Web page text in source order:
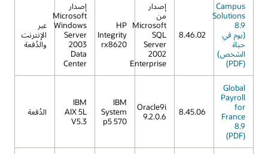
Campus
Solutions
8.9
(يوم في
حياة
الشخص)
(PDF)
8.46.02
إصدار
من
Microsoft
SQL
Server
2002
Enterprise
HP
Integrity
rx8620
إصدار
Microsoft
Windows
Server
2003
Data
Center
عبر
الإنترنت
والدُفعة
Global
Payroll
for
France
8.9
(PDF)
8.45.06
Oracle9i
9.2.0.6
IBM
System
p5 570
IBM
AIX 5L
V5.3
الدُفعة